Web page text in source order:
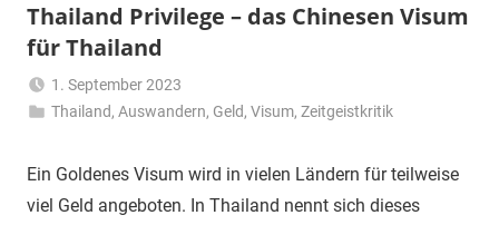
Thailand Privilege – das Chinesen Visum
für Thailand
1. September 2023
Matt
Thailand,Auswandern, Geld,Visum,Zeitgeistkritik
Ein Goldenes Visum wird in vielen Ländern für teilweise
viel Geld angeboten. In Thailand nennt sich dieses